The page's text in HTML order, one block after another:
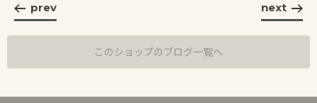
prev next
このショップのブログ一覧へ